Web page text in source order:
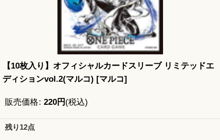
【10枚入り】オフィシャルカードスリーブ リミテッドエ
ディションvol.2(マルコ) [マルコ]
販売価格: 220円 (税込)
残り12点